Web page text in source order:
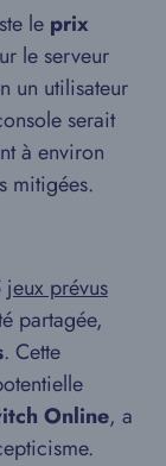
le prix
le serveur
un utilisateur
serait
à environ
mitigées.
jeux prévus
partagée,
. Cette
Online, a